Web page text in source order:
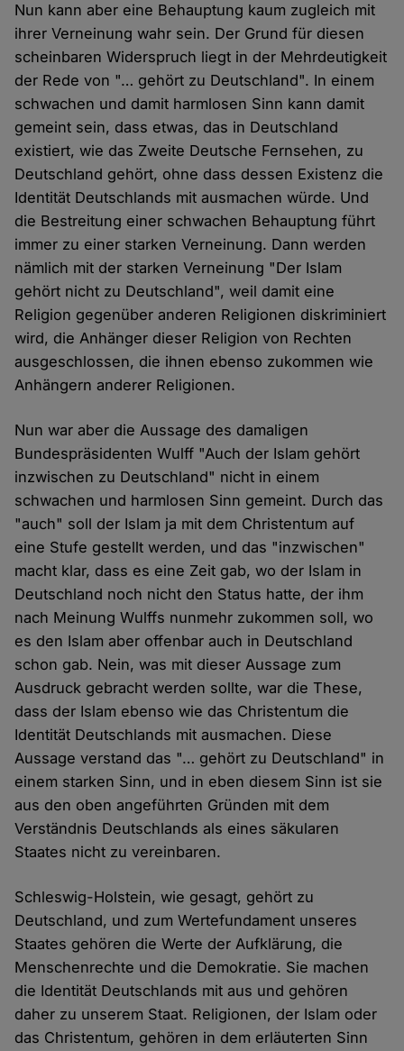
Nun kann aber eine Behauptung kaum zugleich mit
ihrer Verneinung wahr sein. Der Grund für diesen
scheinbaren Widerspruch liegt in der Mehrdeutigkeit
der Rede von "… gehört zu Deutschland". In einem
schwachen und damit harmlosen Sinn kann damit
gemeint sein, dass etwas, das in Deutschland
existiert, wie das Zweite Deutsche Fernsehen, zu
Deutschland gehört, ohne dass dessen Existenz die
Identität Deutschlands mit ausmachen würde. Und
die Bestreitung einer schwachen Behauptung führt
immer zu einer starken Verneinung. Dann werden
nämlich mit der starken Verneinung "Der Islam
gehört nicht zu Deutschland", weil damit eine
Religion gegenüber anderen Religionen diskriminiert
wird, die Anhänger dieser Religion von Rechten
ausgeschlossen, die ihnen ebenso zukommen wie
Anhängern anderer Religionen.
Nun war aber die Aussage des damaligen
Bundespräsidenten Wulff "Auch der Islam gehört
inzwischen zu Deutschland" nicht in einem
schwachen und harmlosen Sinn gemeint. Durch das
"auch" soll der Islam ja mit dem Christentum auf
eine Stufe gestellt werden, und das "inzwischen"
macht klar, dass es eine Zeit gab, wo der Islam in
Deutschland noch nicht den Status hatte, der ihm
nach Meinung Wulffs nunmehr zukommen soll, wo
es den Islam aber offenbar auch in Deutschland
schon gab. Nein, was mit dieser Aussage zum
Ausdruck gebracht werden sollte, war die These,
dass der Islam ebenso wie das Christentum die
Identität Deutschlands mit ausmachen. Diese
Aussage verstand das "… gehört zu Deutschland" in
einem starken Sinn, und in eben diesem Sinn ist sie
aus den oben angeführten Gründen mit dem
Verständnis Deutschlands als eines säkularen
Staates nicht zu vereinbaren.
Schleswig-Holstein, wie gesagt, gehört zu
Deutschland, und zum Wertefundament unseres
Staates gehören die Werte der Aufklärung, die
Menschenrechte und die Demokratie. Sie machen
die Identität Deutschlands mit aus und gehören
daher zu unserem Staat. Religionen, der Islam oder
das Christentum, gehören in dem erläuterten Sinn